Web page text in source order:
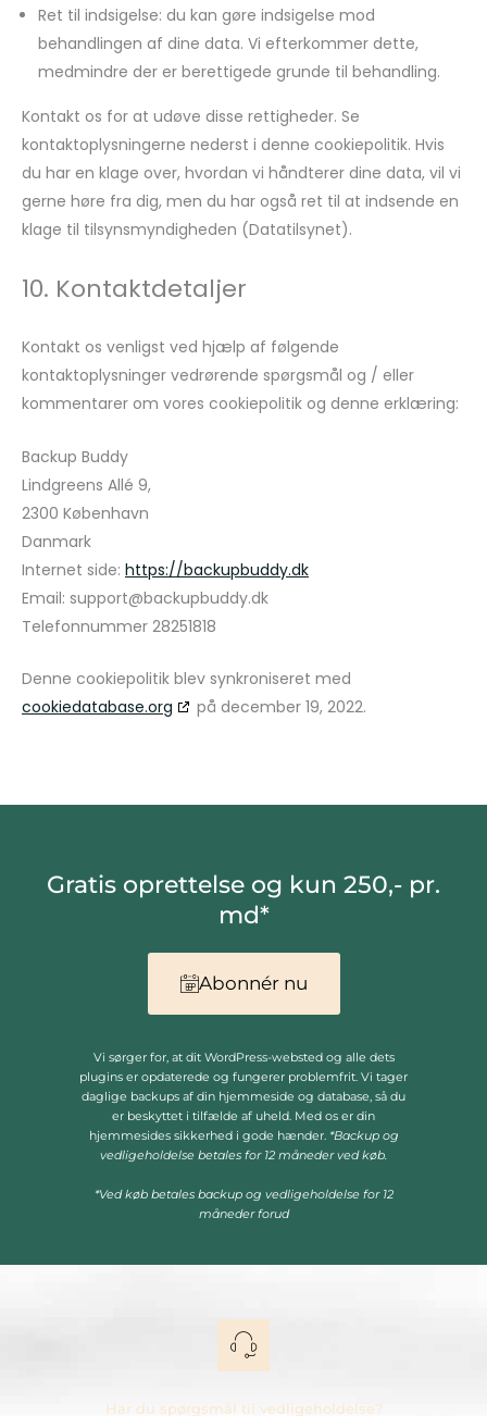
Ret til indsigelse: du kan gøre indsigelse mod
behandlingen af ​​dine data. Vi efterkommer dette,
medmindre der er berettigede grunde til behandling.
Kontakt os for at udøve disse rettigheder. Se
kontaktoplysningerne nederst i denne cookiepolitik. Hvis
du har en klage over, hvordan vi håndterer dine data, vil vi
gerne høre fra dig, men du har også ret til at indsende en
klage til tilsynsmyndigheden (Datatilsynet).
10. Kontaktdetaljer
Kontakt os venligst ved hjælp af følgende
kontaktoplysninger vedrørende spørgsmål og / eller
kommentarer om vores cookiepolitik og denne erklæring:
Backup Buddy
Lindgreens Allé 9,
2300 København
Danmark
Internet side: https://backupbuddy.dk
Email: support@backupbuddy.dk
Telefonnummer 28251818
Denne cookiepolitik blev synkroniseret med
cookiedatabase.org
på december 19, 2022.
Gratis oprettelse og kun 250,- pr.
md*
Abonnér nu
Vi sørger for, at dit WordPress-websted og alle dets
plugins er opdaterede og fungerer problemfrit. Vi tager
daglige backups af din hjemmeside og database, så du
er beskyttet i tilfælde af uheld. Med os er din
hjemmesides sikkerhed i gode hænder. *Backup og
vedligeholdelse betales for 12 måneder ved køb.
*Ved køb betales backup og vedligeholdelse for 12
måneder forud
Har du spørgsmål til vedligeholdelse?